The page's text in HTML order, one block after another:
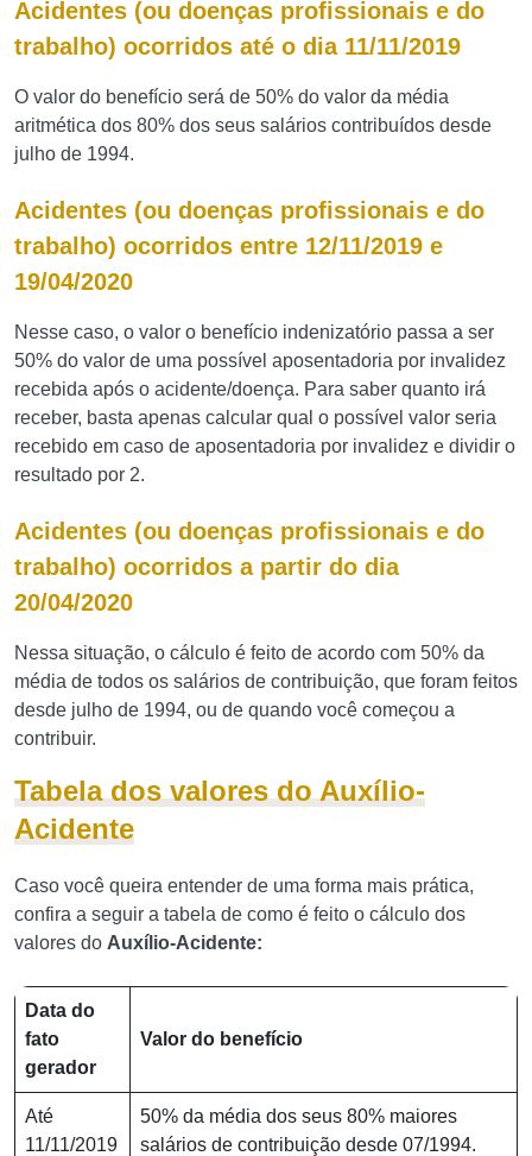
Acidentes (ou doenças profissionais e do
trabalho) ocorridos até o dia 11/11/2019
O valor do benefício será de 50% do valor da média
aritmética dos 80% dos seus salários contribuídos desde
julho de 1994.
Acidentes (ou doenças profissionais e do
trabalho) ocorridos entre 12/11/2019 e
19/04/2020
Nesse caso, o valor o benefício indenizatório passa a ser
50% do valor de uma possível aposentadoria por invalidez
recebida após o acidente/doença. Para saber quanto irá
receber, basta apenas calcular qual o possível valor seria
recebido em caso de aposentadoria por invalidez e dividir o
resultado por 2.
Acidentes (ou doenças profissionais e do
trabalho) ocorridos a partir do dia
20/04/2020
Nessa situação, o cálculo é feito de acordo com 50% da
média de todos os salários de contribuição, que foram feitos
desde julho de 1994, ou de quando você começou a
contribuir.
Tabela dos valores do Auxílio-
Acidente
Caso você queira entender de uma forma mais prática,
confira a seguir a tabela de como é feito o cálculo dos
valores do Auxílio-Acidente:
Data do
fato
gerador
Valor do benefício
Até
11/11/2019
50% da média dos seus 80% maiores
salários de contribuição desde 07/1994.